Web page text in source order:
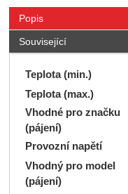
Popis
Související
Teplota (min.)
Teplota (max.)
Vhodné pro značku
(pájení)
Provozní napětí
Vhodný pro model
(pájení)